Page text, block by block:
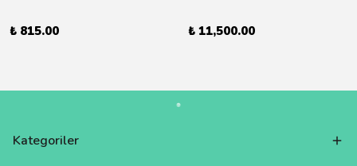
₺ 815.00 ₺ 11,500.00
Kategoriler